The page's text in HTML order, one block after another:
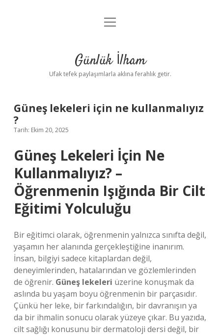
Anasayfa
Yasal Uyarı
menüyü
Günlük İlham
Ufak tefek paylaşımlarla aklına ferahlık getir.
Güneş lekeleri için ne kullanmalıyız
?
Tarih: Ekim 20, 2025
Güneş Lekeleri İçin Ne
Kullanmalıyız? –
Öğrenmenin Işığında Bir Cilt
Eğitimi Yolculuğu
Bir eğitimci olarak, öğrenmenin yalnızca sınıfta değil,
yaşamın her alanında gerçekleştiğine inanırım.
İnsan, bilgiyi sadece kitaplardan değil,
deneyimlerinden, hatalarından ve gözlemlerinden
de öğrenir. Güneş lekeleri üzerine konuşmak da
aslında bu yaşam boyu öğrenmenin bir parçasıdır.
Çünkü her leke, bir farkındalığın, bir davranışın ya
da bir ihmalin sonucu olarak yüzeye çıkar. Bu yazıda,
cilt sağlığı konusunu bir dermatoloji dersi değil, bir